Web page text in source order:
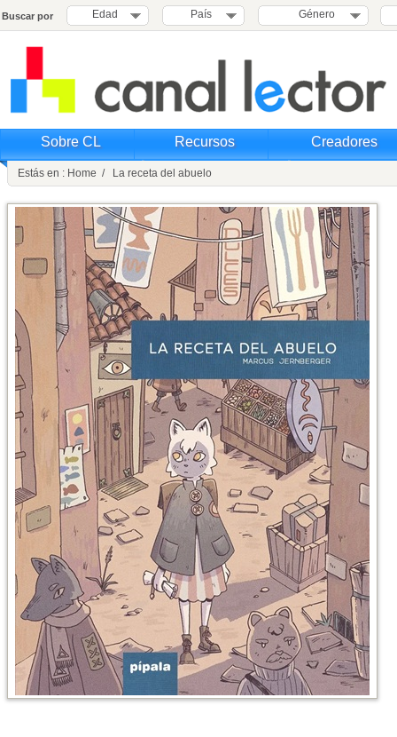
Buscar por Edad País Género
Sobre CL Recursos Creadores
Estás en : Home / La receta del abuelo